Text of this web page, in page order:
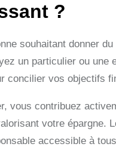
?
souhaitant donner
un particulier ou une
concilier vos objectifs
vous contribuez
votre épargne.
accessible à